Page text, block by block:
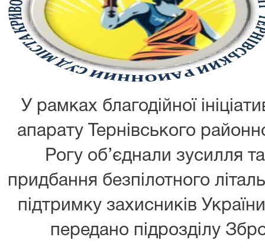
У рамках благодійної
апарату Тернівського
Рогу об’єднали зусилля
придбання безпілотного
підтримку захисників
передано підрозділу